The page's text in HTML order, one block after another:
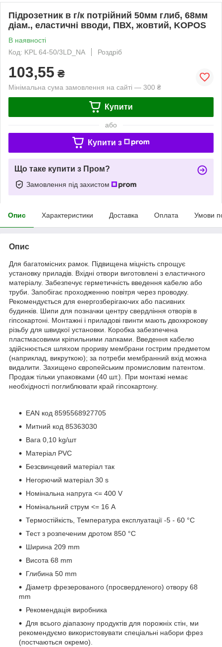
Підрозетник в г/к потрійний 50мм глиб, 68мм
діам., еластичні вводи, ПВХ, жовтий, KOPOS
В наявності
Код: KPL 64-50/3LD_NA
Роздріб
103,55 ₴
Мінімальна сума замовлення на сайті — 300 ₴
Купити
або
Купити з
Що таке купити з Пром?
Замовлення під захистом
Опис Характеристики Доставка Оплата Умови
Опис
Для багатомісних рамок. Підвищена міцність спрощує
установку приладів. Вхідні отвори виготовлені з еластичного
матеріалу. Забезпечує герметичність введення кабелю або
труби. Запобігає проходженню повітря через проводку.
Рекомендується для енергозберігаючих або пасивних
будинків. Шипи для позначки центру свердління отворів в
гіпсокартоні. Монтажні і приладові гвинти мають двохкрокову
різьбу для швидкої установки. Коробка забезпечена
пластмасовими кріпильними лапками. Введення кабелю
здійснюється шляхом прориву мембрани гострим предметом
(наприклад, викруткою); за потреби мембранний вхід можна
видалити. Захищено європейським промисловим патентом.
Продаж тільки упаковками (40 шт.). При монтажі немає
необхідності поглиблювати край гіпсокартону.
EAN код 8595568927705
Митний код 85363030
Вага 0,10 kg/шт
Матеріал PVC
Безсвинцевий матеріал так
Негорючий матеріал 30 s
Номінальна напруга <= 400 V
Номінальний струм <= 16 A
Термостійкість, Температура експлуатації -5 - 60 °C
Тест з розпеченим дротом 850 °C
Ширина 209 mm
Висота 68 mm
Глибина 50 mm
Діаметр фрезерованого (просвердленого) отвору 68
mm
Рекомендація виробника
Для всього діапазону продуктів для порожніх стін, ми
рекомендуємо використовувати спеціальні набори фрез
(постчаються окремо).